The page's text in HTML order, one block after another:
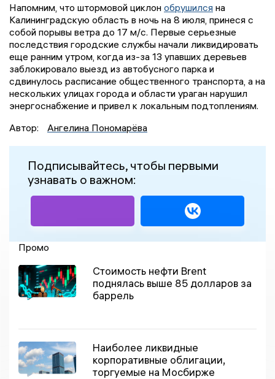
Напомним, что штормовой циклон обрушился на
Калининградскую область в ночь на 8 июля, принеся с
собой порывы ветра до 17 м/с. Первые серьезные
последствия городские службы начали ликвидировать
еще ранним утром, когда из-за 13 упавших деревьев
заблокировало выезд из автобусного парка и
сдвинулось расписание общественного транспорта, а на
нескольких улицах города и области ураган нарушил
энергоснабжение и привел к локальным подтоплениям.
Автор:
Ангелина Пономарёва
Подписывайтесь, чтобы первыми
узнавать о важном:
Промо
Стоимость нефти Brent
поднялась выше 85 долларов за
баррель
Наиболее ликвидные
корпоративные облигации,
торгуемые на Мосбирже